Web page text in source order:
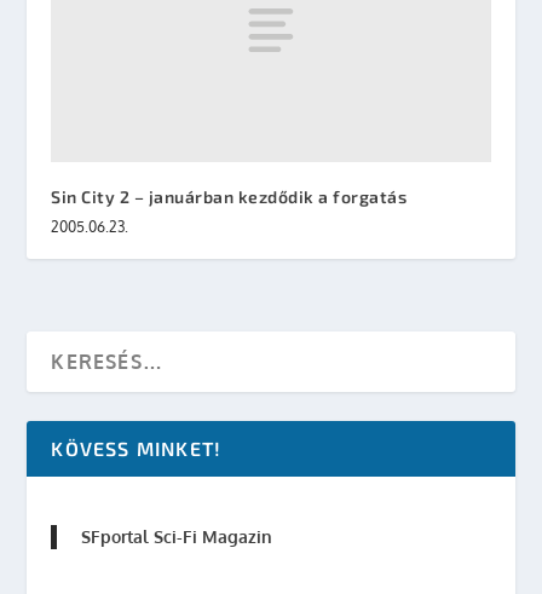
Sin City 2 – januárban kezdődik a forgatás
2005.06.23.
KÖVESS MINKET!
SFportal Sci-Fi Magazin